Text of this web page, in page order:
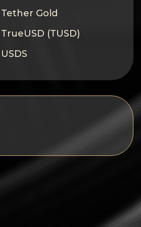
Tether Gold
TrueUSD (TUSD)
USDS
Tron
Notcoin (NOT)
BNB BEP20
Stellar